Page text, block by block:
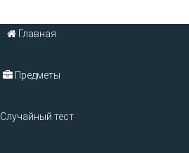
Главная
Предметы
Случайный тест